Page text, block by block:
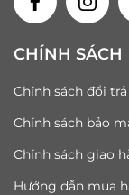
CHÍNH SÁCH
Chính sách đổi trả
Chính sách bảo
Chính sách giao
Hướng dẫn mua